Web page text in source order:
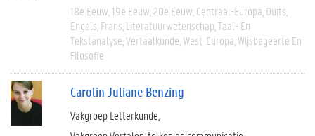
18e Eeuw 19e Eeuw 20e Eeuw Centraal-Europa Duits
Engels Frans Literatuurwetenschap Taal- En
Tekstanalyse Vertaalkunde West-Europa Wijsbegeerte En
Filosofie
Carolin Juliane Benzing
Vakgroep Letterkunde